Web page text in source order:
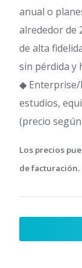
anual o
alrededor de
de alta
sin pérdida y
◆ Enterprise/
estudios,
(precio
Los precios
de facturación.